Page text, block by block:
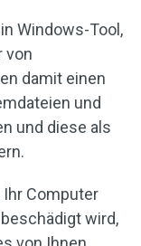
Windows-Tool,
von
damit einen
und
und diese als
Computer
wird,